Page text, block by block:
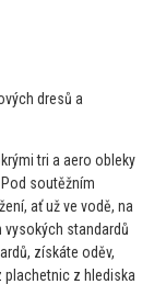
dresů a
tri a aero obleky
soutěžním
ať už ve vodě, na
vysokých standardů
získáte oděv,
plachetnic z hlediska